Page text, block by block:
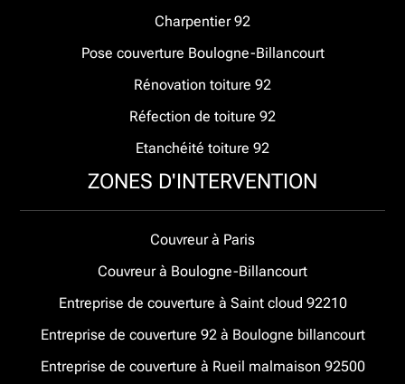
Charpentier 92
Pose couverture Boulogne-Billancourt
Rénovation toiture 92
Réfection de toiture 92
Etanchéité toiture 92
ZONES D'INTERVENTION
Couvreur à Paris
Couvreur à Boulogne-Billancourt
Entreprise de couverture à Saint cloud 92210
Entreprise de couverture 92 à Boulogne billancourt
Entreprise de couverture à Rueil malmaison 92500